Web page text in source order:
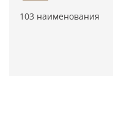
103 наименования